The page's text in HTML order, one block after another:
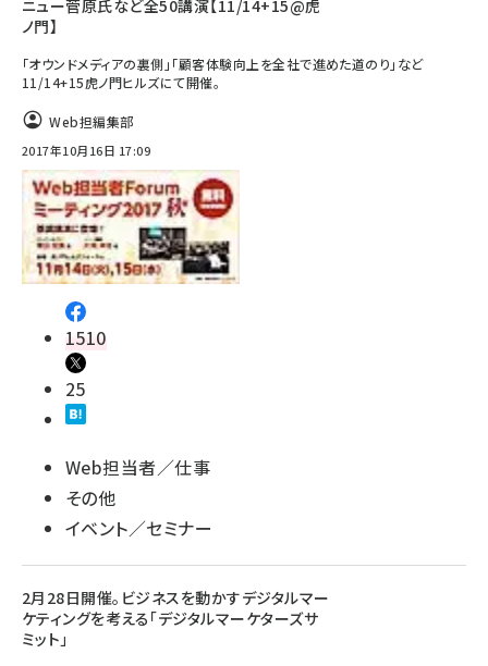
ニュー菅原氏など全50講演【11/14+15@虎
ノ門】
「オウンドメディアの裏側」「顧客体験向上を全社で進めた道のり」など
11/14+15虎ノ門ヒルズにて開催。
Web担編集部
2017年10月16日 17:09
1510
25
Web担当者／仕事
その他
イベント／セミナー
2月28日開催。ビジネスを動かすデジタルマー
ケティングを考える「デジタルマーケターズサ
ミット」